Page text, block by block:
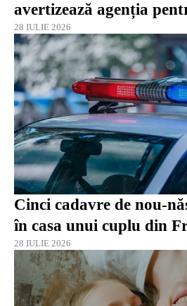
avertizează agenția
28 IULIE 2026
Cinci cadavre de nou-
în casa unui cuplu din
28 IULIE 2026